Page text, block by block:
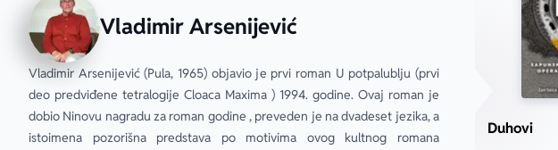
Vladimir Arsenijević
Vladimir Arsenijević (Pula, 1965) objavio je prvi roman U potpalublju (prvi
deo predviđene tetralogije Cloaca Maxima ) 1994. godine. Ovaj roman je
dobio Ninovu nagradu za roman godine , preveden je na dvadeset jezika, a
istoimena pozorišna predstava po motivima ovog kultnog romana
Duhovi